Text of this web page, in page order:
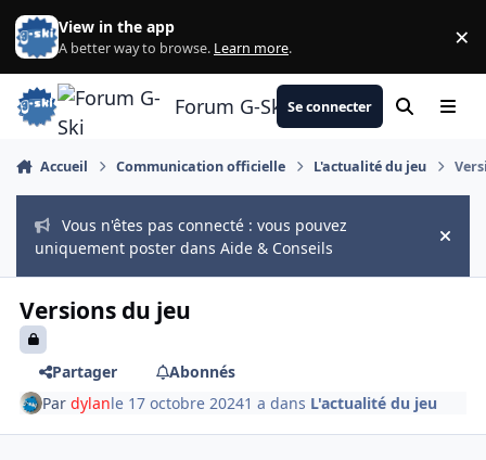
Aller au contenu
View in the app
A better way to browse. Learn more. ×
Forum G-SkiSe connecter Rechercher
Menu
Accueil Communication officielle L'actualité du jeu
Vous n'êtes pas connecté : vous pouvez
uniquement poster dans Aide & Conseils
Hide
Versions du jeu
Partager
Abonnés
Pardylanle 17 octobre 20241 a dans L'actualité du jeu